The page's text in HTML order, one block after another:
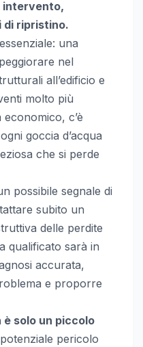
intervento,
di ripristino.
una
nel
all’edificio e
molto più
c’è
goccia d’acqua
che si perde
possibile segnale di
subito un
delle perdite
qualificato sarà in
accurata,
e proporre
è solo un piccolo
pericolo